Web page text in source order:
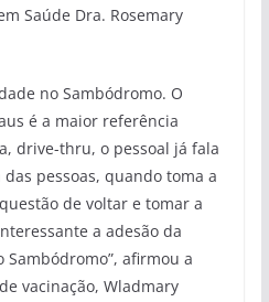
Saúde Dra. Rosemary
no Sambódromo. O
é a maior referência
drive-thru, o pessoal já fala
pessoas, quando toma a
de voltar e tomar a
a adesão da
afirmou a
vacinação, Wladmary